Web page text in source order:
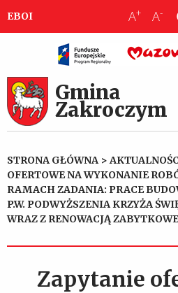
EBOI A+ A-
Gmina
Zakroczym
STRONA GŁÓWNA >
OFERTOWE NA WYKONANIE
RAMACH ZADANIA: PRACE
P.W. PODWYŻSZENIA KRZYŻA
WRAZ Z RENOWACJĄ
Zapytanie